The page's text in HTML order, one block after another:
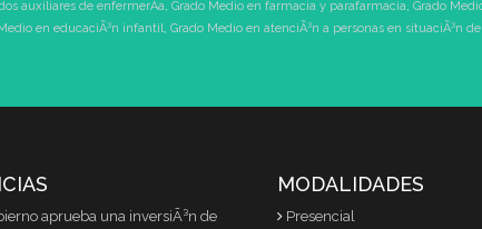
auxiliares de enfermerÃ­a, Grado Medio en farmacia y parafarmacia, Grado
en educaciÃ³n infantil, Grado Medio en atenciÃ³n a personas en situaciÃ³n
aprueba una inversiÃ³n de
MODALIDADES
Presencial